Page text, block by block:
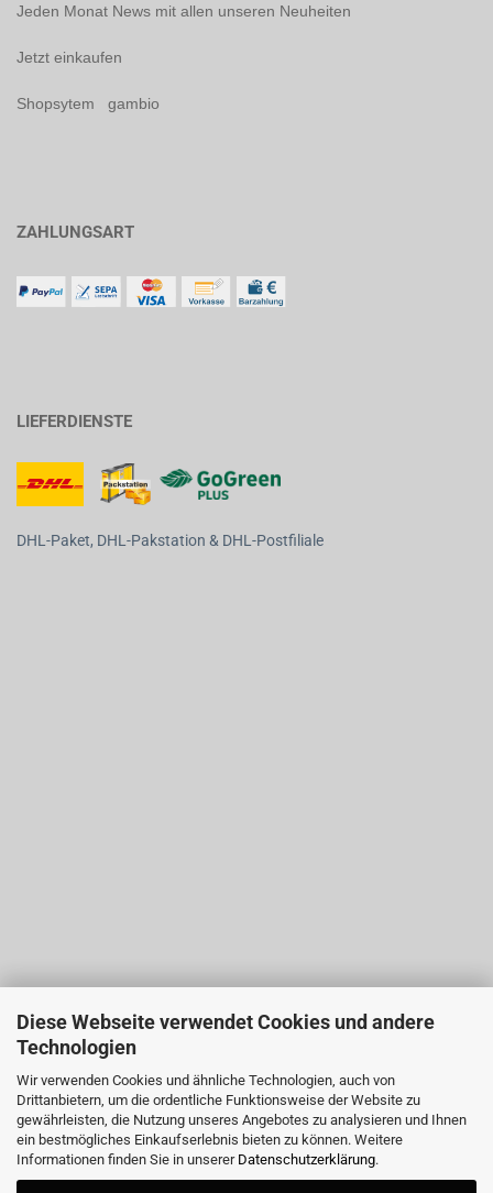
Diese Webseite verwendet Cookies und andere
Technologien
Wir verwenden Cookies und ähnliche Technologien, auch von
Drittanbietern, um die ordentliche Funktionsweise der Website zu
gewährleisten, die Nutzung unseres Angebotes zu analysieren und Ihnen
ein bestmögliches Einkaufserlebnis bieten zu können. Weitere
Informationen finden Sie in unserer Datenschutzerklärung.
Jeden Monat News mit allen unseren Neuheiten
Jetzt einkaufen
Shopsytem gambio
ZAHLUNGSART
LIEFERDIENSTE
DHL-Paket, DHL-Pakstation & DHL-Postfiliale